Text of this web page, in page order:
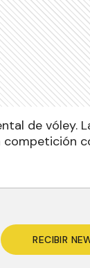
de vóley.
competición
RECIBIR